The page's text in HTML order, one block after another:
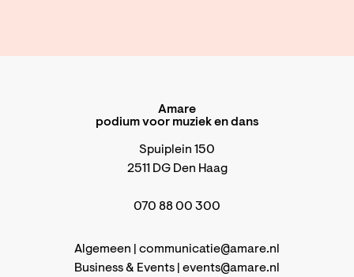
Amare
podium voor muziek en dans
Spuiplein 150
2511 DG Den Haag
070 88 00 300
Algemeen | communicatie@amare.nl
Business & Events | events@amare.nl